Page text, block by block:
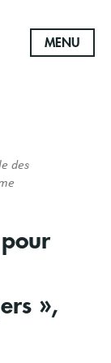
MENU
des
»,